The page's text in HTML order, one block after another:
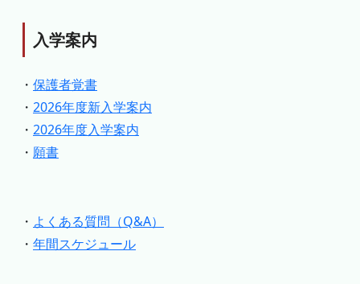
入学案内
・ 保護者覚書
・ 2026年度新入学案内
・ 2026年度入学案内
・ 願書
・ よくある質問（Q&A）
・ 年間スケジュール